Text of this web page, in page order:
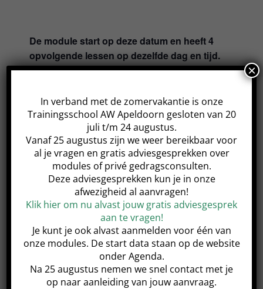
De module start op deze datum en heeft 4
opvolgende lessen op dezelfde dag en tijd.
Share This Event!
Samen in Balans Basis 2
Samen in Balans Basis 1
module
In verband met de zomervakantie is onze
Trainingsschool AW Apeldoorn gesloten van 20
juli t/m 24 augustus.
Vanaf 25 augustus zijn we weer bereikbaar voor
al je vragen en gratis adviesgesprekken over
modules of privé gedragsconsulten.
Deze adviesgesprekken kun je in onze
afwezigheid al aanvragen!
Klik hier om nu alvast jouw gratis adviesgesprek
aan te vragen!
Je kunt je ook alvast aanmelden voor één van
onze modules. De start data staan op de website
onder Agenda.
Na 25 augustus nemen we snel contact met je
op naar aanleiding van jouw aanvraag.
×